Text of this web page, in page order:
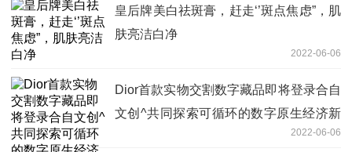
皇后牌美白祛斑膏，赶走‘’斑点焦虑”，肌
肤亮洁白净
2022-06-06
Dior首款实物交割数字藏品即将登录合自
文创^共同探索可循环的数字原生经济新
2022-06-06